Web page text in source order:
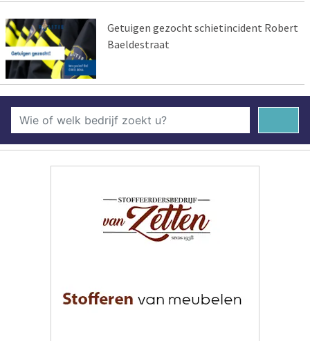
Getuigen gezocht schietincident Robert
Baeldestraat